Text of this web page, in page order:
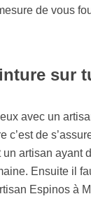
de vous
sur
avec un
de
artisan ayant
Ensuite il
Espinos à